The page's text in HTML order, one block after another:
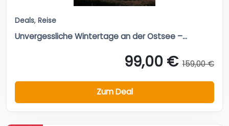
Deals, Reise
Unvergessliche Wintertage an der Ostsee –...
99,00 € 159,00 €
Zum Deal